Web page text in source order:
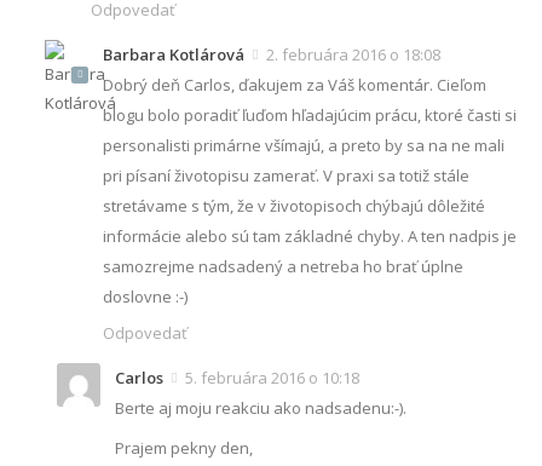
Odpovedať
Barbara Kotlárová
2. februára 2016 o 18:08
Dobrý deň Carlos, ďakujem za Váš komentár. Cieľom
blogu bolo poradiť ľuďom hľadajúcim prácu, ktoré časti si
personalisti primárne všímajú, a preto by sa na ne mali
pri písaní životopisu zamerať. V praxi sa totiž stále
stretávame s tým, že v životopisoch chýbajú dôležité
informácie alebo sú tam základné chyby. A ten nadpis je
samozrejme nadsadený a netreba ho brať úplne
doslovne :-)
Odpovedať
Carlos
5. februára 2016 o 10:18
Berte aj moju reakciu ako nadsadenu:-).
Prajem pekny den,